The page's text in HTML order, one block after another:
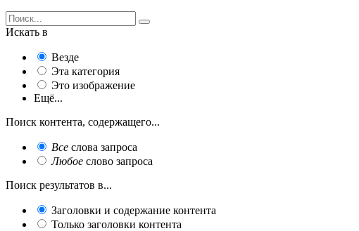
Искать в
Везде
Эта категория
Это изображение
Ещё...
Поиск контента, содержащего...
Все слова запроса
Любое слово запроса
Поиск результатов в...
Заголовки и содержание контента
Только заголовки контента